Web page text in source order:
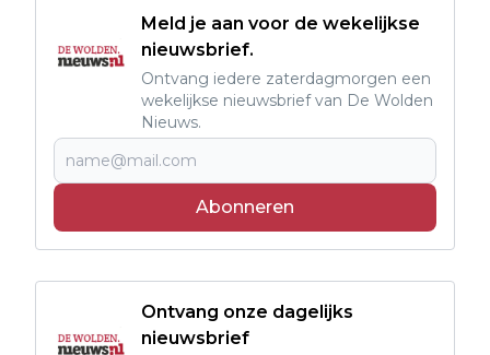
Meld je aan voor de wekelijkse
nieuwsbrief.
Ontvang iedere zaterdagmorgen een
wekelijkse nieuwsbrief van De Wolden
Nieuws.
Abonneren
Ontvang onze dagelijks
nieuwsbrief